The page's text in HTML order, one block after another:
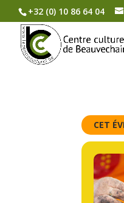
+32 (0) 10 86 64 04
CET